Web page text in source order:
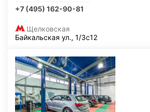
+7 (495) 162-90-81
Щелковская
Байкальская ул., 1/3с12